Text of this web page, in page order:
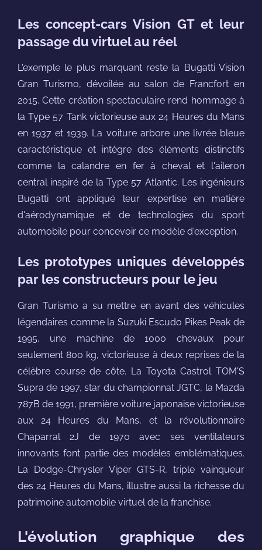
Les concept-cars Vision GT et leur
passage du virtuel au réel
L'exemple le plus marquant reste la Bugatti Vision
Gran Turismo, dévoilée au salon de Francfort en
2015. Cette création spectaculaire rend hommage à
la Type 57 Tank victorieuse aux 24 Heures du Mans
en 1937 et 1939. La voiture arbore une livrée bleue
caractéristique et intègre des éléments distinctifs
comme la calandre en fer à cheval et l'aileron
central inspiré de la Type 57 Atlantic. Les ingénieurs
Bugatti ont appliqué leur expertise en matière
d'aérodynamique et de technologies du sport
automobile pour concevoir ce modèle d'exception.
Les prototypes uniques développés
par les constructeurs pour le jeu
Gran Turismo a su mettre en avant des véhicules
légendaires comme la Suzuki Escudo Pikes Peak de
1995, une machine de 1000 chevaux pour
seulement 800 kg, victorieuse à deux reprises de la
célèbre course de côte. La Toyota Castrol TOM'S
Supra de 1997, star du championnat JGTC, la Mazda
787B de 1991, première voiture japonaise victorieuse
aux 24 Heures du Mans, et la révolutionnaire
Chaparral 2J de 1970 avec ses ventilateurs
innovants font partie des modèles emblématiques.
La Dodge-Chrysler Viper GTS-R, triple vainqueur
des 24 Heures du Mans, illustre aussi la richesse du
patrimoine automobile virtuel de la franchise.
L'évolution graphique des